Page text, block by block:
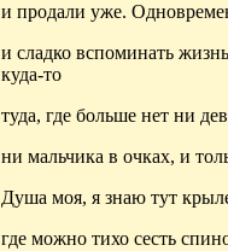
и продали уже.
и сладко вспоминать
куда-то
туда, где больше нет ни
ни мальчика в очках, и
Душа моя, я знаю тут
где можно тихо сесть